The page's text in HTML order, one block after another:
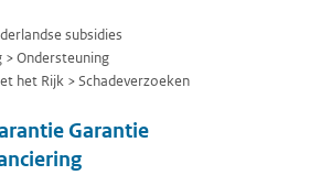
subsidies
Ondersteuning
het Rijk > Schadeverzoeken
Garantie